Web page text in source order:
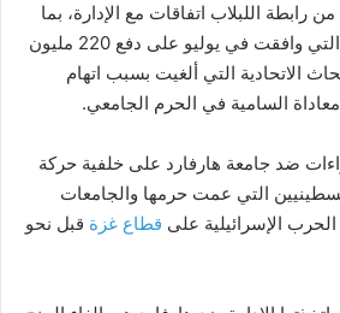
من رابطة اللبلاب اتفاقات مع الإدارة، بما
التي وافقت في يوليو على دفع 220 مليون
الاتحادية التي ألغيت بسبب اتهام
السامية في الحرم الجامعي.
ضد جامعة هارفارد على خلفية حركة
التي عمت حرمها والجامعات
الإسرائيلية على قطاع غزة قبل نحو